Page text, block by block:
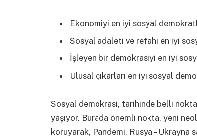
Ekonomiyi en iyi sosyal
Sosyal adaleti ve refahı en iyi
İşleyen bir demokrasiyi en iyi
Ulusal çıkarları en iyi sosyal
Sosyal demokrasi, tarihinde belli
yaşıyor. Burada önemli nokta, yeni
koruyarak, Pandemi, Rusya – Ukrayna